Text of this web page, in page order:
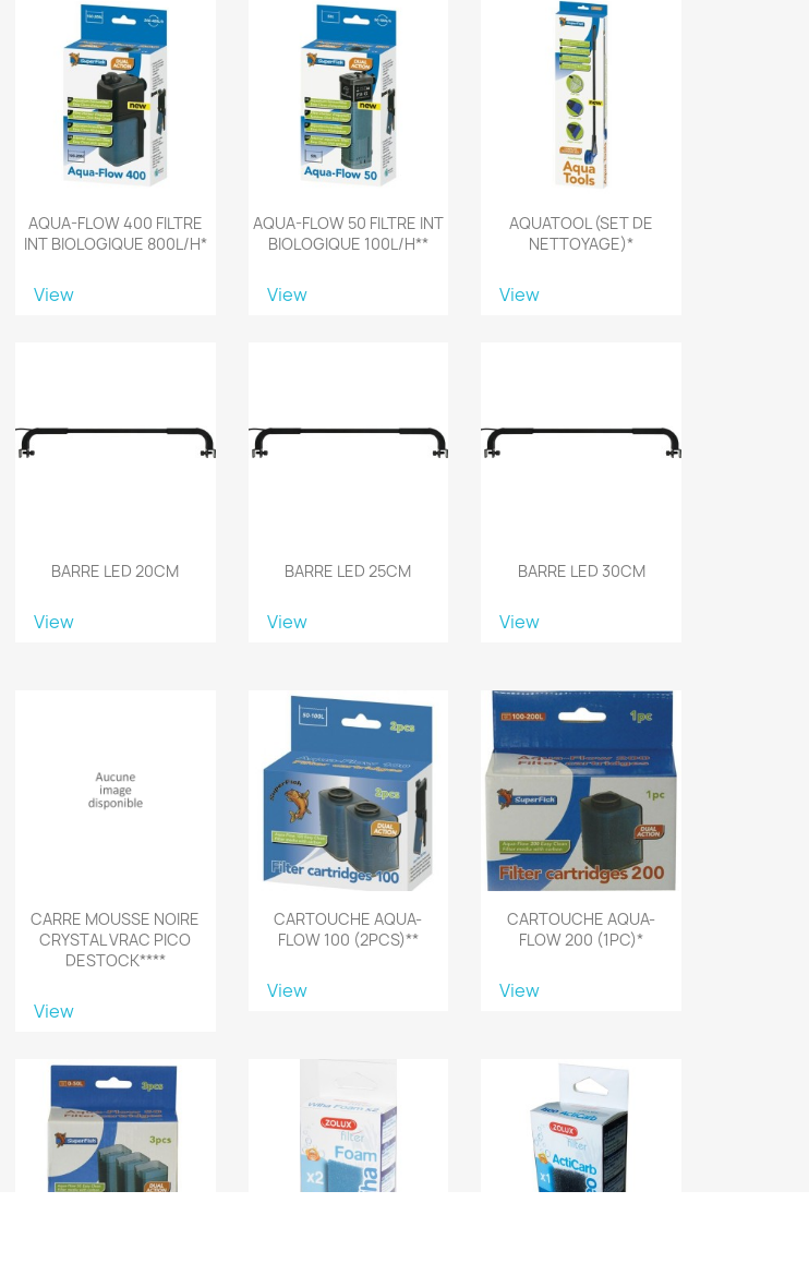
AQUA-FLOW 400 FILTRE
INT BIOLOGIQUE 800L/H*
View
AQUA-FLOW 50 FILTRE INT
BIOLOGIQUE 100L/H**
View
AQUATOOL (SET DE
NETTOYAGE)*
View
BARRE LED 20CM
View
BARRE LED 25CM
View
BARRE LED 30CM
View
CARRE MOUSSE NOIRE
CRYSTAL VRAC PICO
DESTOCK****
View
CARTOUCHE AQUA-
FLOW 100 (2PCS)**
View
CARTOUCHE AQUA-
FLOW 200 (1PC)*
View